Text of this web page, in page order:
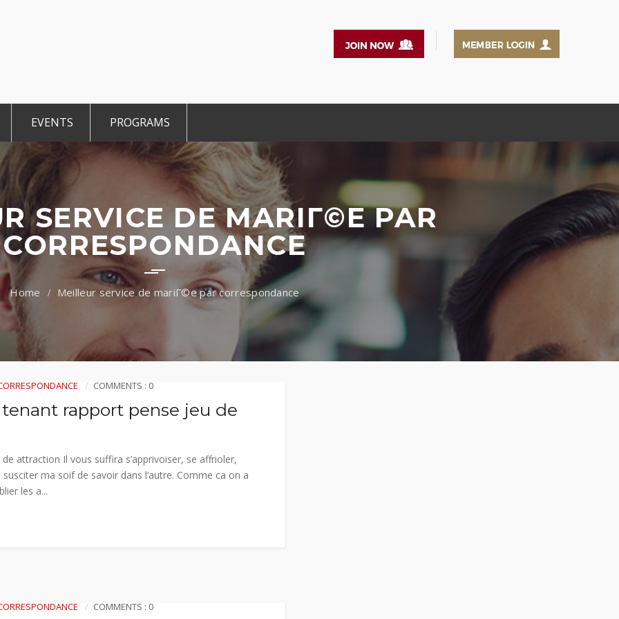
Members
EVENTS
Events 2025
CCE Intro
PROGRAMS
TiE Student
TiE Women
TiE University
SERVICE DE MARIГ©E PAR
CORRESPONDANCE
Meilleur service de mariГ©e par correspondance
COMMENTS : 0
rapport pense jeu de
attraction Il vous suffira s’apprivoiser, se affrioler,
ma soif de savoir dans l’autre. Comme ca on a
les a...
COMMENTS : 0